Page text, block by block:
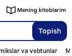
Topish
Mening kitoblarim
va vebtunlar